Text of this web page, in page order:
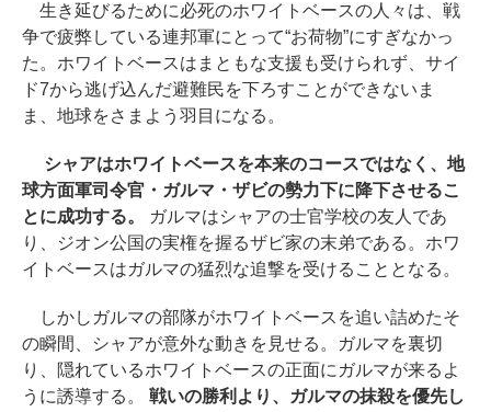
生き延びるために必死のホワイトベースの人々は、戦
争で疲弊している連邦軍にとって“お荷物”にすぎなかっ
た。ホワイトベースはまともな支援も受けられず、サイ
ド7から逃げ込んだ避難民を下ろすことができないま
ま、地球をさまよう羽目になる。
シャアはホワイトベースを本来のコースではなく、地
球方面軍司令官・ガルマ・ザビの勢力下に降下させるこ
とに成功する。
ガルマはシャアの士官学校の友人であ
り、ジオン公国の実権を握るザビ家の末弟である。ホワ
イトベースはガルマの猛烈な追撃を受けることとなる。
しかしガルマの部隊がホワイトベースを追い詰めたそ
の瞬間、シャアが意外な動きを見せる。ガルマを裏切
り、隠れているホワイトベースの正面にガルマが来るよ
うに誘導する。
戦いの勝利より、ガルマの抹殺を優先し